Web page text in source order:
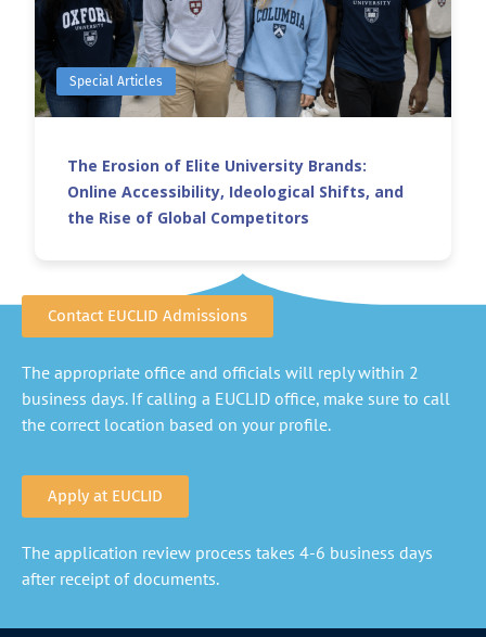
Special Articles
The Erosion of Elite University Brands:
Online Accessibility, Ideological Shifts, and
the Rise of Global Competitors
Contact EUCLID Admissions
The appropriate office and officials will reply within 2
business days. If calling a EUCLID office, make sure to call
the correct location based on your profile.
Apply at EUCLID
The application review process takes 4-6 business days
after receipt of documents.